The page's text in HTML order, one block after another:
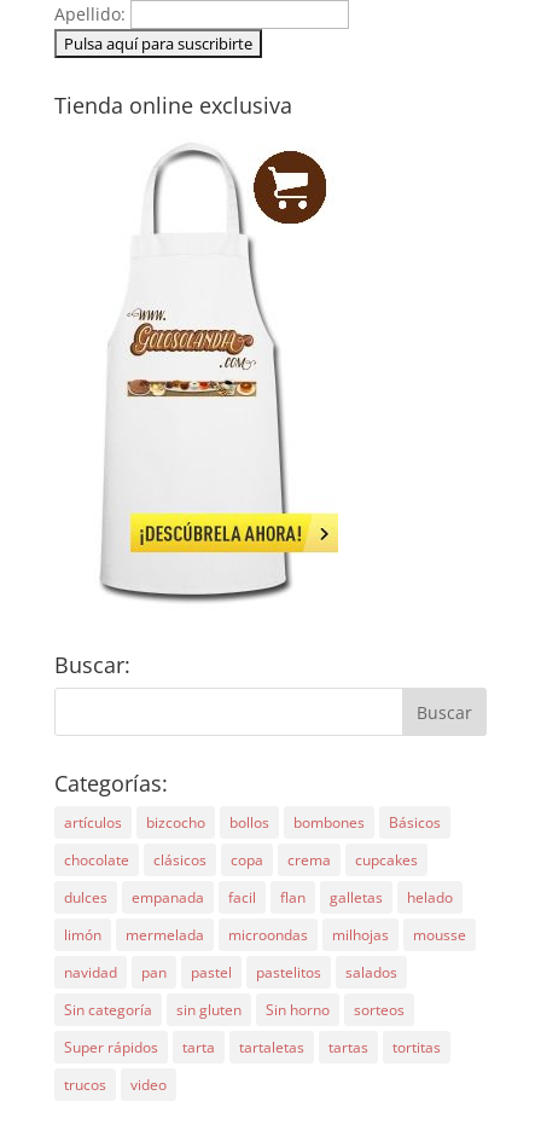
Apellido:
Tienda online exclusiva
Buscar:
Categorías:
artículos bizcocho bollos bombones
Básicos
chocolate
clásicos copa crema
cupcakes
dulces
empanada facil flan galletas
helado
limón
mermelada microondas milhojas
mousse
navidad
pan pastel pastelitos
salados
Sin categoría
sin gluten Sin horno
sorteos
Super rápidos
tarta tartaletas tartas
tortitas
trucos
video